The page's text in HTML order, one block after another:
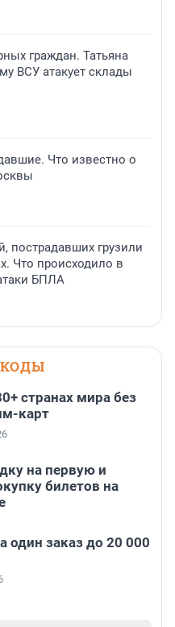
граждан. Татьяна
ВСУ атакует склады
Что известно о
пострадавших грузили
Что происходило в
БПЛА
странах мира без
карт
на первую и
билетов на
один заказ до 20 000